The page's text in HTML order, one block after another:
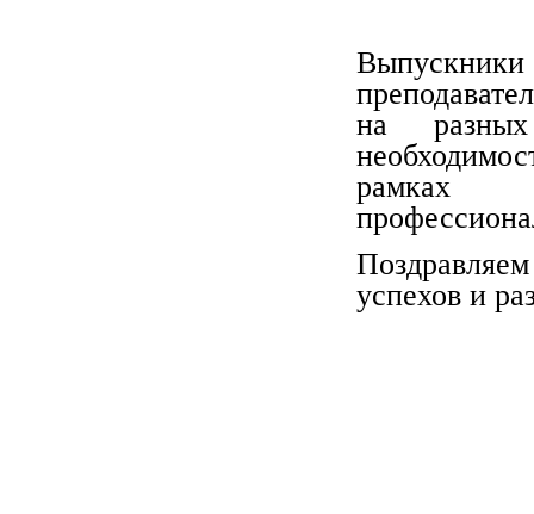
на
рамках
успехов и